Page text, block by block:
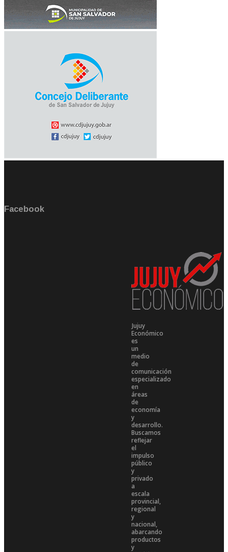
Facebook
Jujuy
Económico
es
un
medio
de
comunicación
especializado
en
áreas
de
economía
y
desarrollo.
Buscamos
reflejar
el
impulso
público
y
privado
a
escala
provincial,
regional
y
nacional,
abarcando
productos
y